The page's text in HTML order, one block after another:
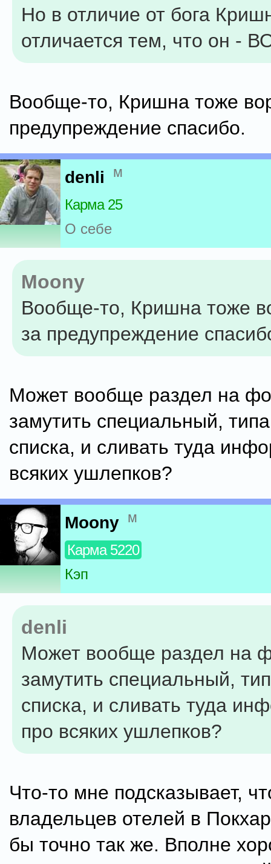
Но в отличие от бога
отличается тем, что он -
Вообще-то, Кришна тоже
предупреждение спасибо.
denli м
Карма 25
О себе
Moony
Вообще-то, Кришна тоже
за предупреждение
Может вообще раздел на
замутить специальный,
списка, и сливать туда
всяких ушлепков?
Moony м
Карма 5220
Кэп
denli
Может вообще раздел на
замутить специальный,
списка, и сливать туда
про всяких ушлепков?
Что-то мне подсказывает,
владельцев отелей в
бы точно так же. Вполне